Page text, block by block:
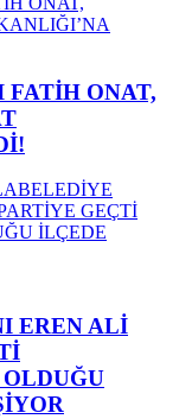
FATİH ONAT,
EREN ALİ